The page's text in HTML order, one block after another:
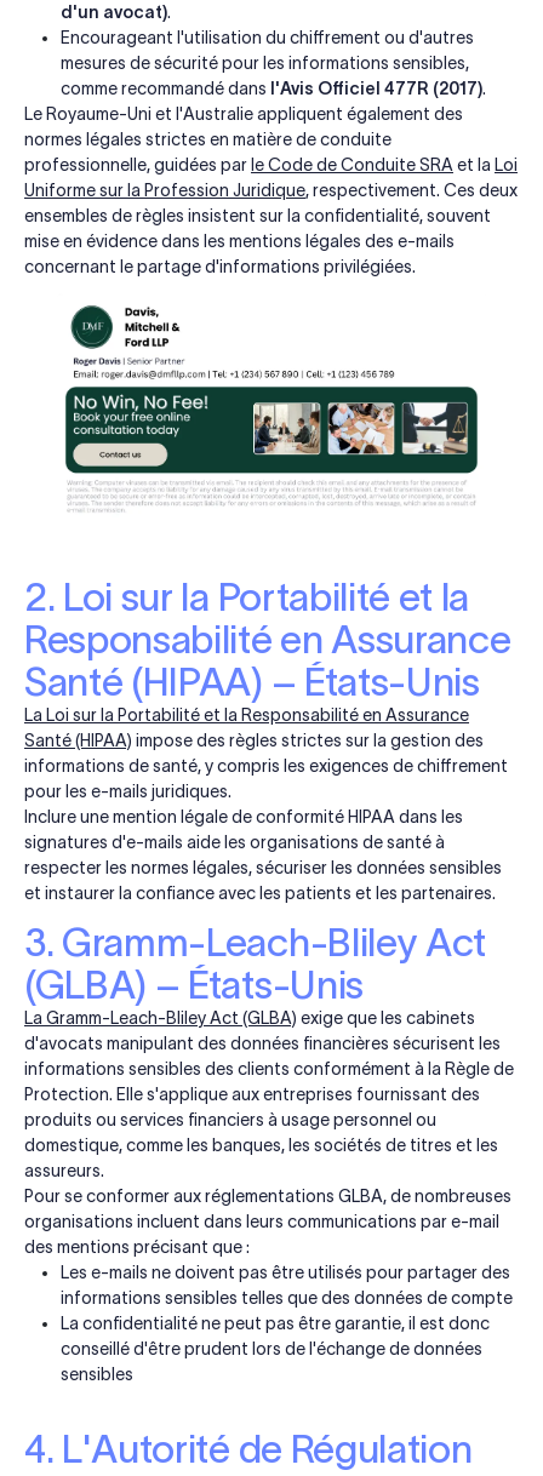
d'un avocat).
Encourageant l'utilisation du chiffrement ou d'autres
mesures de sécurité pour les informations sensibles,
comme recommandé dans l'Avis Officiel 477R (2017).
Le Royaume-Uni et l'Australie appliquent également des
normes légales strictes en matière de conduite
professionnelle, guidées par le Code de Conduite SRA et la Loi
Uniforme sur la Profession Juridique, respectivement. Ces deux
ensembles de règles insistent sur la confidentialité, souvent
mise en évidence dans les mentions légales des e-mails
concernant le partage d'informations privilégiées.
2. Loi sur la Portabilité et la
Responsabilité en Assurance
Santé (HIPAA) – États-Unis
La Loi sur la Portabilité et la Responsabilité en Assurance
Santé (HIPAA) impose des règles strictes sur la gestion des
informations de santé, y compris les exigences de chiffrement
pour les e-mails juridiques.
Inclure une mention légale de conformité HIPAA dans les
signatures d'e-mails aide les organisations de santé à
respecter les normes légales, sécuriser les données sensibles
et instaurer la confiance avec les patients et les partenaires.
3. Gramm-Leach-Bliley Act
(GLBA) – États-Unis
La Gramm-Leach-Bliley Act (GLBA) exige que les cabinets
d'avocats manipulant des données financières sécurisent les
informations sensibles des clients conformément à la Règle de
Protection. Elle s'applique aux entreprises fournissant des
produits ou services financiers à usage personnel ou
domestique, comme les banques, les sociétés de titres et les
assureurs.
Pour se conformer aux réglementations GLBA, de nombreuses
organisations incluent dans leurs communications par e-mail
des mentions précisant que :
Les e-mails ne doivent pas être utilisés pour partager des
informations sensibles telles que des données de compte
La confidentialité ne peut pas être garantie, il est donc
conseillé d'être prudent lors de l'échange de données
sensibles
4. L'Autorité de Régulation